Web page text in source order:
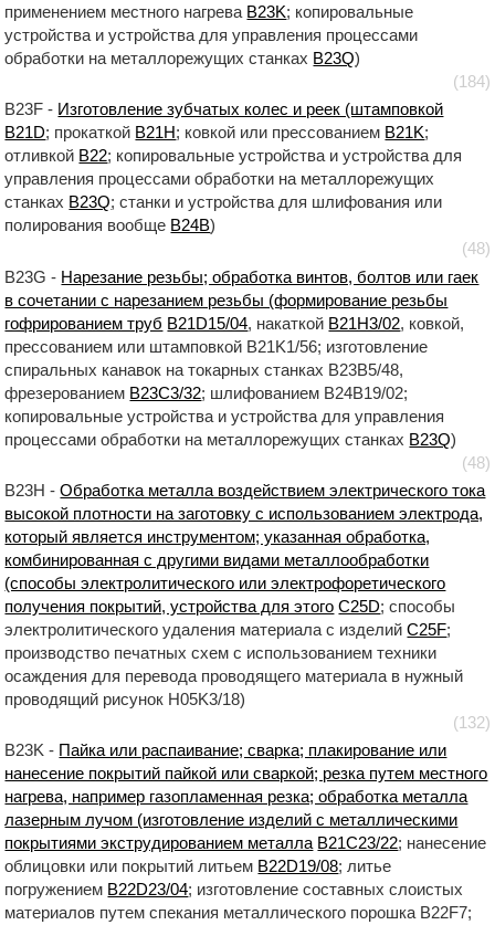
применением местного нагрева B23K; копировальные
устройства и устройства для управления процессами
обработки на металлорежущих станках B23Q)
(184)
B23F - Изготовление зубчатых колес и реек (штамповкой
B21D; прокаткой B21H; ковкой или прессованием B21K;
отливкой B22; копировальные устройства и устройства для
управления процессами обработки на металлорежущих
станках B23Q; станки и устройства для шлифования или
полирования вообще B24B)
(48)
B23G - Нарезание резьбы; обработка винтов, болтов или гаек
в сочетании с нарезанием резьбы (формирование резьбы
гофрированием труб B21D15/04, накаткой B21H3/02, ковкой,
прессованием или штамповкой B21K1/56; изготовление
спиральных канавок на токарных станках B23B5/48,
фрезерованием B23C3/32; шлифованием B24B19/02;
копировальные устройства и устройства для управления
процессами обработки на металлорежущих станках B23Q)
(48)
B23H -Обработка металла воздействием электрического тока
высокой плотности на заготовку с использованием электрода,
который является инструментом; указанная обработка,
комбинированная с другими видами металлообработки
(способы электролитического или электрофоретического
получения покрытий, устройства для этого C25D; способы
электролитического удаления материала с изделийC25F;
производство печатных схем с использованием техники
осаждения для перевода проводящего материала в нужный
проводящий рисунок H05K3/18)
(132)
B23K - Пайка или распаивание; сварка; плакирование или
нанесение покрытий пайкой или сваркой; резка путем местного
нагрева, например газопламенная резка; обработка металла
лазерным лучом (изготовление изделий с металлическими
покрытиями экструдированием металла B21C23/22; нанесение
облицовки или покрытий литьем B22D19/08; литье
погружением B22D23/04; изготовление составных слоистых
материалов путем спекания металлического порошка B22F7;